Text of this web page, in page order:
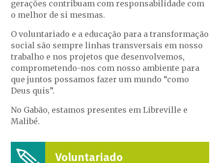
gerações contribuam com responsabilidade com
o melhor de si mesmas.
O voluntariado e a educação para a transformação
social são sempre linhas transversais em nosso
trabalho e nos projetos que desenvolvemos,
comprometendo-nos com nosso ambiente para
que juntos possamos fazer um mundo “como
Deus quis”.
No Gabão, estamos presentes em Libreville e
Malibé.
Voluntariado